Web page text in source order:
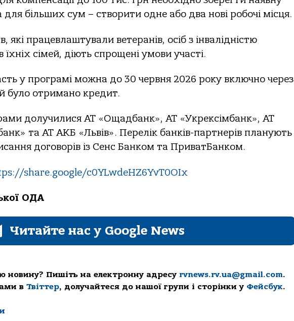
для більших сум – створити одне або два нові робочі місця.
працевлаштували ветеранів, осіб з інвалідністю
їхніх сімей, діють спрощені умови участі.
у програмі можна до 30 червня 2026 року включно через
було отримано кредит.
долучилися АТ «Ощадбанк», АТ «Укрексімбанк», АТ
та АТ АКБ «Львів». Перелік банків-партнерів планують
договорів із Сенс Банком та ПриватБанком.
share.google/c0YLwdeHZ6YvT0OIx
ОДА
Читайте нас у Google News
новину? Пишіть на електронну адресу rvnews.rv.ua@gmail.com.
в Твіттер, долучайтеся до нашої групи і сторінки у Фейсбук.